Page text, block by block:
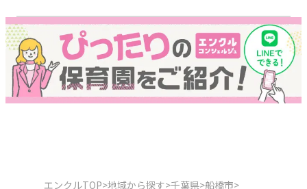
エンクルTOP>地域から探す>千葉県>船橋市>